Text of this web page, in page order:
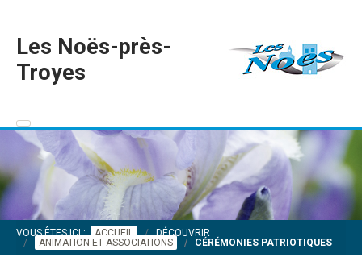
Les Noës-près-
Troyes
VOUS ÊTES ICI : ACCUEIL
DÉCOUVRIR
ANIMATION ET ASSOCIATIONS
CÉRÉMONIES PATRIOTIQUES